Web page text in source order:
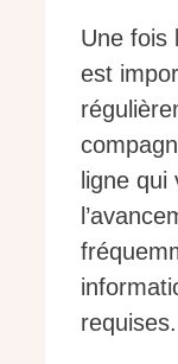
Une fois
est
ligne qui
requises.